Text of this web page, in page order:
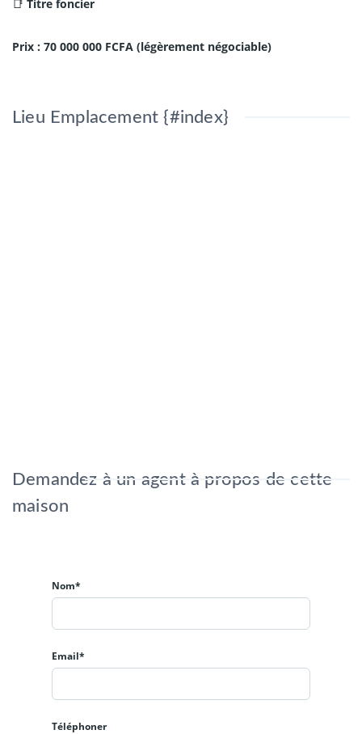
📑 Titre foncier
Prix : 70 000 000 FCFA (légèrement négociable)
Lieu Emplacement {#index}
Demandez à un agent à propos de cette
maison
Nom*
Email*
Téléphoner